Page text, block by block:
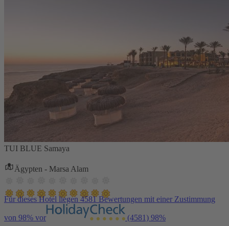
TUI BLUE Samaya
Ägypten - Marsa Alam
Für dieses Hotel liegen 4581 Bewertungen mit einer Zustimmung
von 98% vor (4581) 98%